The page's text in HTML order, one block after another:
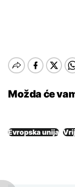
Možda će
Evropska unija